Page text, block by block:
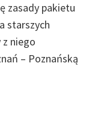
zasady pakietu
starszych
niego
– Poznańską